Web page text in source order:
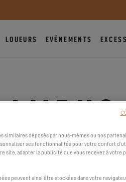
LOUEURS EVÉNEMENTS
17.02.2025
similaires déposés par nous-mêmes ou nos
ses fonctionnalités pour votre confort
site, adapter la publicité que vous recevez à votre
peuvent ainsi être stockées dans votre